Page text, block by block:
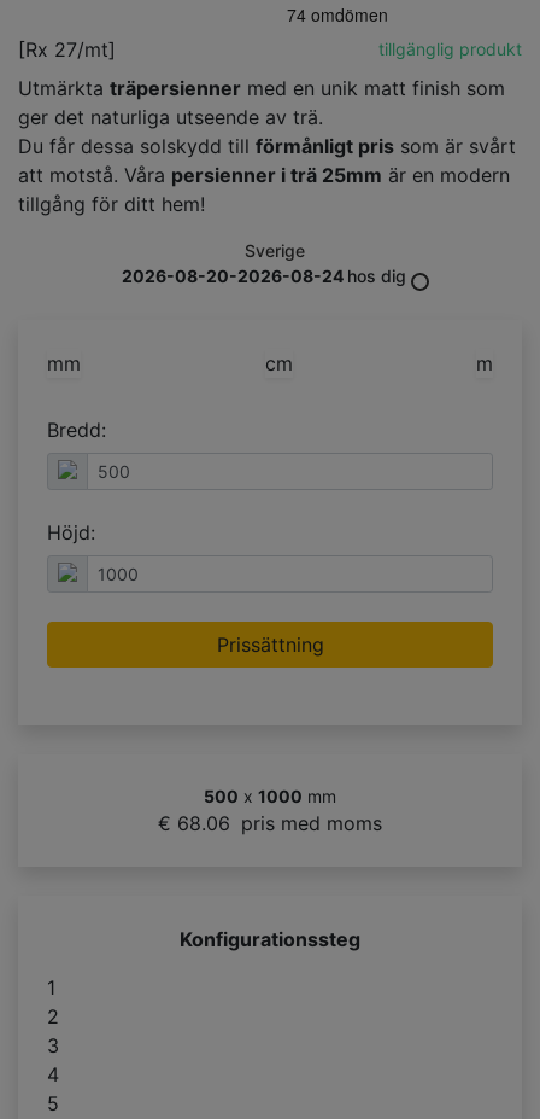
[Rx 27/mt] tillgänglig produkt
Utmärkta träpersienner med en unik matt finish som
ger det naturliga utseende av trä.
Du får dessa solskydd till förmånligt pris som är svårt
att motstå. Våra persienner i trä 25mm är en modern
tillgång för ditt hem!
Sverige
2026-08-20-2026-08-24 hos dig
mm cm m
Bredd:
Höjd:
Prissättning
500 x 1000 mm
€ 68.06 pris med moms
Konfigurationssteg
1
2
3
4
5